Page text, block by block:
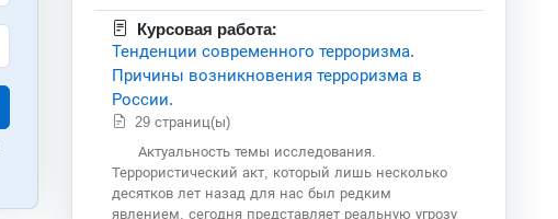
Курсовая работа:
Тенденции современного терроризма.
Причины возникновения терроризма в
России.
29 страниц(ы)
Актуальность темы исследования.
Террористический акт, который лишь несколько
десятков лет назад для нас был редким
явлением, сегодня представляет реальную угрозу